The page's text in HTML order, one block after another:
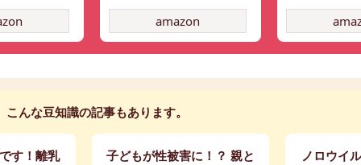
amazon
こんな豆知識の記事もあります。
す！離乳
子どもが性被害に！？ 親と
ノロウイ